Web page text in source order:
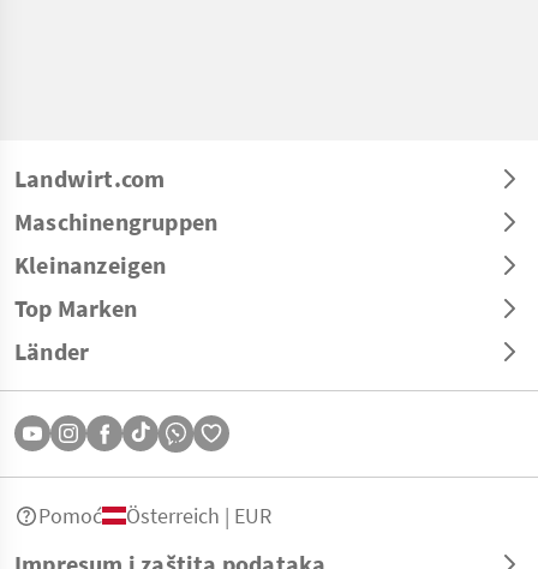
Landwirt.com
Maschinengruppen
Kleinanzeigen
Top Marken
Länder
Pomoć Österreich | EUR